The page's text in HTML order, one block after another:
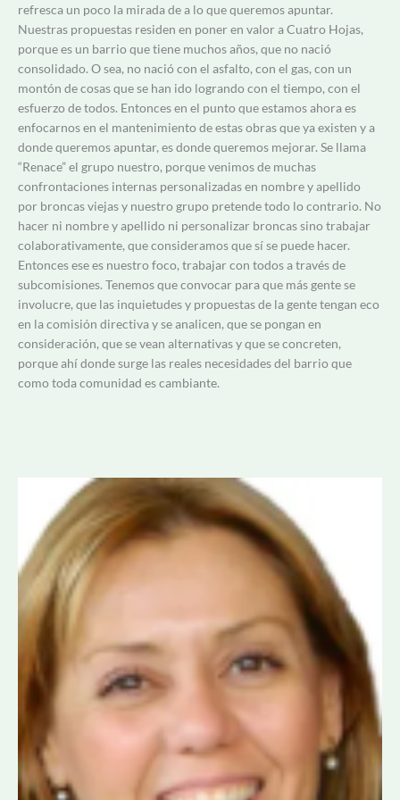
refresca un poco la mirada de a lo que queremos apuntar.
Nuestras propuestas residen en poner en valor a Cuatro Hojas,
porque es un barrio que tiene muchos años, que no nació
consolidado. O sea, no nació con el asfalto, con el gas, con un
montón de cosas que se han ido logrando con el tiempo, con el
esfuerzo de todos. Entonces en el punto que estamos ahora es
enfocarnos en el mantenimiento de estas obras que ya existen y a
donde queremos apuntar, es donde queremos mejorar. Se llama
“Renace” el grupo nuestro, porque venimos de muchas
confrontaciones internas personalizadas en nombre y apellido
por broncas viejas y nuestro grupo pretende todo lo contrario. No
hacer ni nombre y apellido ni personalizar broncas sino trabajar
colaborativamente, que consideramos que sí se puede hacer.
Entonces ese es nuestro foco, trabajar con todos a través de
subcomisiones. Tenemos que convocar para que más gente se
involucre, que las inquietudes y propuestas de la gente tengan eco
en la comisión directiva y se analicen, que se pongan en
consideración, que se vean alternativas y que se concreten,
porque ahí donde surge las reales necesidades del barrio que
como toda comunidad es cambiante.